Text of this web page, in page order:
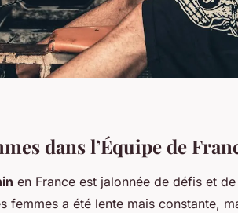
dans l’Équipe de
en France est jalonnée de défis et
femmes a été lente mais constante,